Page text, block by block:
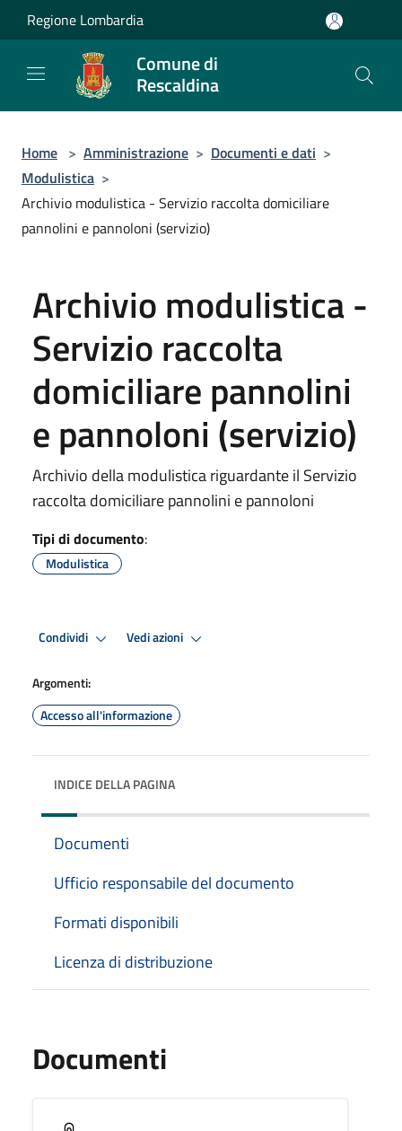
Salta al contenuto principale
Regione Lombardia
Comune di
Rescaldina
Home > Amministrazione > Documenti e dati >
Modulistica >
Archivio modulistica - Servizio raccolta domiciliare
pannolini e pannoloni (servizio)
Archivio modulistica -
Servizio raccolta
domiciliare pannolini
e pannoloni (servizio)
Archivio della modulistica riguardante il Servizio
raccolta domiciliare pannolini e pannoloni
Tipi di documento:
Modulistica
Condividi Vedi azioni
Argomenti:
Accesso all'informazione
INDICE DELLA PAGINA
Documenti
Ufficio responsabile del documento
Formati disponibili
Licenza di distribuzione
Documenti